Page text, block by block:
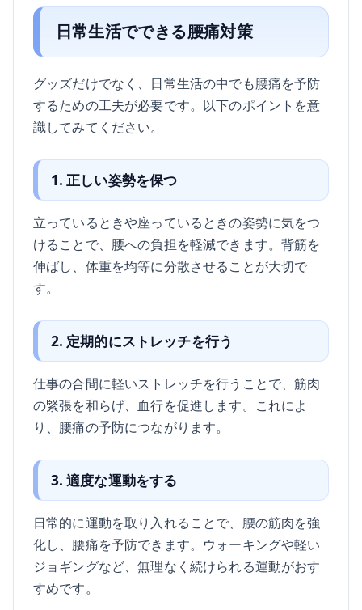
日常生活でできる腰痛対策
グッズだけでなく、日常生活の中でも腰痛を予防
するための工夫が必要です。以下のポイントを意
識してみてください。
1. 正しい姿勢を保つ
立っているときや座っているときの姿勢に気をつ
けることで、腰への負担を軽減できます。背筋を
伸ばし、体重を均等に分散させることが大切で
す。
2. 定期的にストレッチを行う
仕事の合間に軽いストレッチを行うことで、筋肉
の緊張を和らげ、血行を促進します。これによ
り、腰痛の予防につながります。
3. 適度な運動をする
日常的に運動を取り入れることで、腰の筋肉を強
化し、腰痛を予防できます。ウォーキングや軽い
ジョギングなど、無理なく続けられる運動がおす
すめです。